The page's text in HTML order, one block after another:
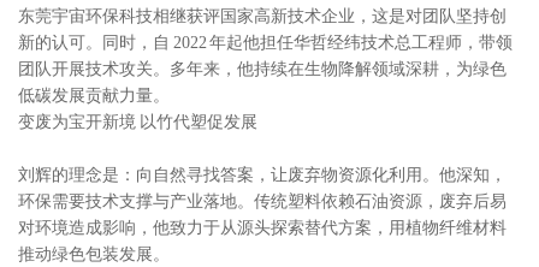
东莞宇宙环保科技相继获评国家高新技术企业，这是对团队坚持创
新的认可。同时，自 2022 年起他担任华哲经纬技术总工程师，带领
团队开展技术攻关。多年来，他持续在生物降解领域深耕，为绿色
低碳发展贡献力量。
变废为宝开新境 以竹代塑促发展
刘辉的理念是：向自然寻找答案，让废弃物资源化利用。他深知，
环保需要技术支撑与产业落地。传统塑料依赖石油资源，废弃后易
对环境造成影响，他致力于从源头探索替代方案，用植物纤维材料
推动绿色包装发展。